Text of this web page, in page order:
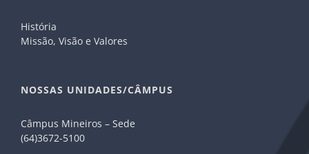
História
Missão, Visão e Valores
NOSSAS UNIDADES/CÂMPUS
Câmpus Mineiros – Sede
(64)3672-5100